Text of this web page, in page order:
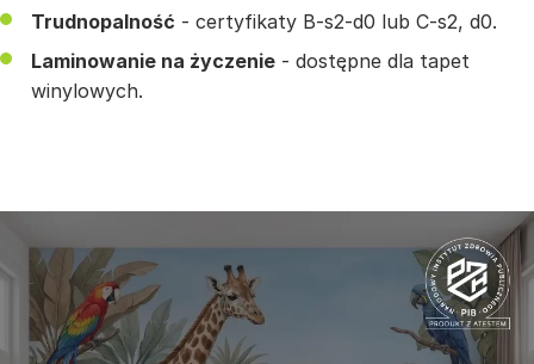
Trudnopalność - certyfikaty B-s2-d0 lub C-s2, d0.
Laminowanie na życzenie - dostępne dla tapet
winylowych.